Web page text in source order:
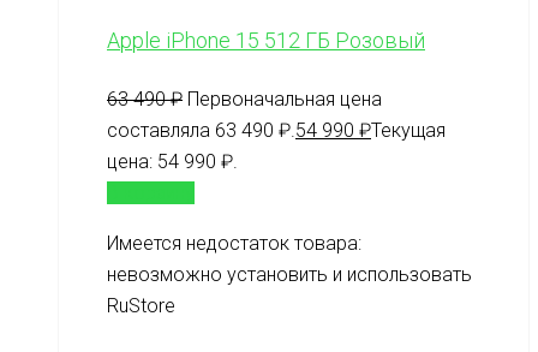
Apple iPhone 15 512 ГБ Розовый
63 490₽ Первоначальная цена
составляла 63 490 ₽.54 990 ₽Текущая
цена: 54 990 ₽.
Имеется недостаток товара:
невозможно установить и использовать
RuStore